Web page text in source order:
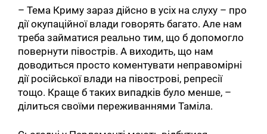
– Тема Криму зараз дійсно в усіх на слуху – про
дії окупаційної влади говорять багато. Але нам
треба займатися реально тим, що б допомогло
повернути півострів. А виходить, що нам
доводиться просто коментувати неправомірні
дії російської влади на півострові, репресії
тощо. Краще б таких випадків було менше, –
ділиться своїми переживаннями Таміла.